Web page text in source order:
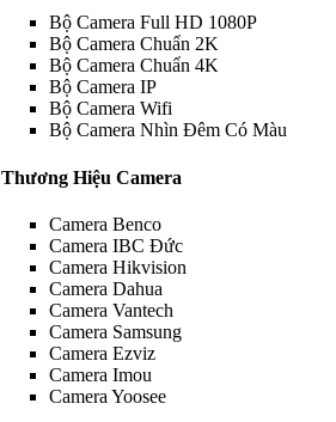
Bộ Camera Full HD 1080P
Bộ Camera Chuẩn 2K
Bộ Camera Chuẩn 4K
Bộ Camera IP
Bộ Camera Wifi
Bộ Camera Nhìn Đêm Có Màu
Thương Hiệu Camera
Camera Benco
Camera IBC Đức
Camera Hikvision
Camera Dahua
Camera Vantech
Camera Samsung
Camera Ezviz
Camera Imou
Camera Yoosee